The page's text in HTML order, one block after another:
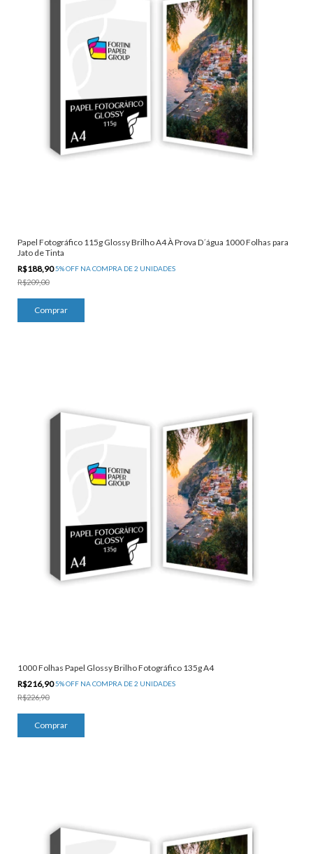
Papel Fotográfico 115g Glossy Brilho A4 À Prova D´água 1000 Folhas para
Jato de Tinta
R$188,905% OFF NA COMPRA DE 2 UNIDADES
R$209,00
1000 Folhas Papel Glossy Brilho Fotográfico 135g A4
R$216,905% OFF NA COMPRA DE 2 UNIDADES
R$226,90